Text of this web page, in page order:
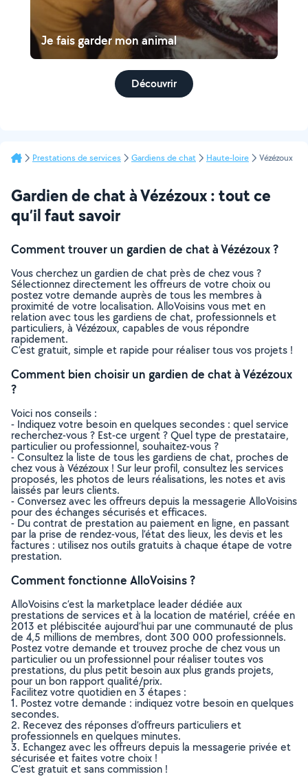
Je fais garder mon animal
Découvrir
Prestations de services Gardiens de chat Haute-loire Vézézoux
Gardien de chat à Vézézoux : tout ce
qu’il faut savoir
Comment trouver un gardien de chat à Vézézoux ?
Vous cherchez un gardien de chat près de chez vous ?
Sélectionnez directement les offreurs de votre choix ou
postez votre demande auprès de tous les membres à
proximité de votre localisation. AlloVoisins vous met en
relation avec tous les gardiens de chat, professionnels et
particuliers, à Vézézoux, capables de vous répondre
rapidement.
C’est gratuit, simple et rapide pour réaliser tous vos projets !
Comment bien choisir un gardien de chat à Vézézoux
?
Voici nos conseils :
- Indiquez votre besoin en quelques secondes : quel service
recherchez-vous ? Est-ce urgent ? Quel type de prestataire,
particulier ou professionnel, souhaitez-vous ?
- Consultez la liste de tous les gardiens de chat, proches de
chez vous à Vézézoux ! Sur leur profil, consultez les services
proposés, les photos de leurs réalisations, les notes et avis
laissés par leurs clients.
- Conversez avec les offreurs depuis la messagerie AlloVoisins
pour des échanges sécurisés et efficaces.
- Du contrat de prestation au paiement en ligne, en passant
par la prise de rendez-vous, l’état des lieux, les devis et les
factures : utilisez nos outils gratuits à chaque étape de votre
prestation.
Comment fonctionne AlloVoisins ?
AlloVoisins c’est la marketplace leader dédiée aux
prestations de services et à la location de matériel, créée en
2013 et plébiscitée aujourd’hui par une communauté de plus
de 4,5 millions de membres, dont 300 000 professionnels.
Postez votre demande et trouvez proche de chez vous un
particulier ou un professionnel pour réaliser toutes vos
prestations, du plus petit besoin aux plus grands projets,
pour un bon rapport qualité/prix.
Facilitez votre quotidien en 3 étapes :
1. Postez votre demande : indiquez votre besoin en quelques
secondes.
2. Recevez des réponses d’offreurs particuliers et
professionnels en quelques minutes.
3. Echangez avec les offreurs depuis la messagerie privée et
sécurisée et faites votre choix !
C’est gratuit et sans commission !